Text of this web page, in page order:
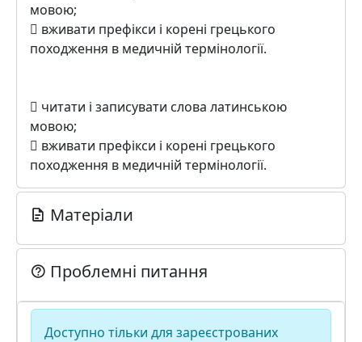
мовою;
 вживати префікси і корені грецького
походження в медичній термінології.
 читати і записувати слова латинською
мовою;
 вживати префікси і корені грецького
походження в медичній термінології.
Матеріали
Проблемні питання
Доступно тільки для зареєстрованих